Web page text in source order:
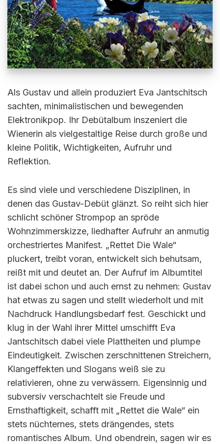
Als Gustav und allein produziert Eva Jantschitsch
sachten, minimalistischen und bewegenden
Elektronikpop. Ihr Debütalbum inszeniert die
Wienerin als vielgestaltige Reise durch große und
kleine Politik, Wichtigkeiten, Aufruhr und
Reflektion.
Es sind viele und verschiedene Disziplinen, in
denen das Gustav-Debüt glänzt. So reiht sich hier
schlicht schöner Strompop an spröde
Wohnzimmerskizze, liedhafter Aufruhr an anmutig
orchestriertes Manifest. „Rettet Die Wale“
pluckert, treibt voran, entwickelt sich behutsam,
reißt mit und deutet an. Der Aufruf im Albumtitel
ist dabei schon und auch ernst zu nehmen: Gustav
hat etwas zu sagen und stellt wiederholt und mit
Nachdruck Handlungsbedarf fest. Geschickt und
klug in der Wahl ihrer Mittel umschifft Eva
Jantschitsch dabei viele Plattheiten und plumpe
Eindeutigkeit. Zwischen zerschnittenen Streichern,
Klangeffekten und Slogans weiß sie zu
relativieren, ohne zu verwässern. Eigensinnig und
subversiv verschachtelt sie Freude und
Ernsthaftigkeit, schafft mit „Rettet die Wale“ ein
stets nüchternes, stets drängendes, stets
romantisches Album. Und obendrein, sagen wir es